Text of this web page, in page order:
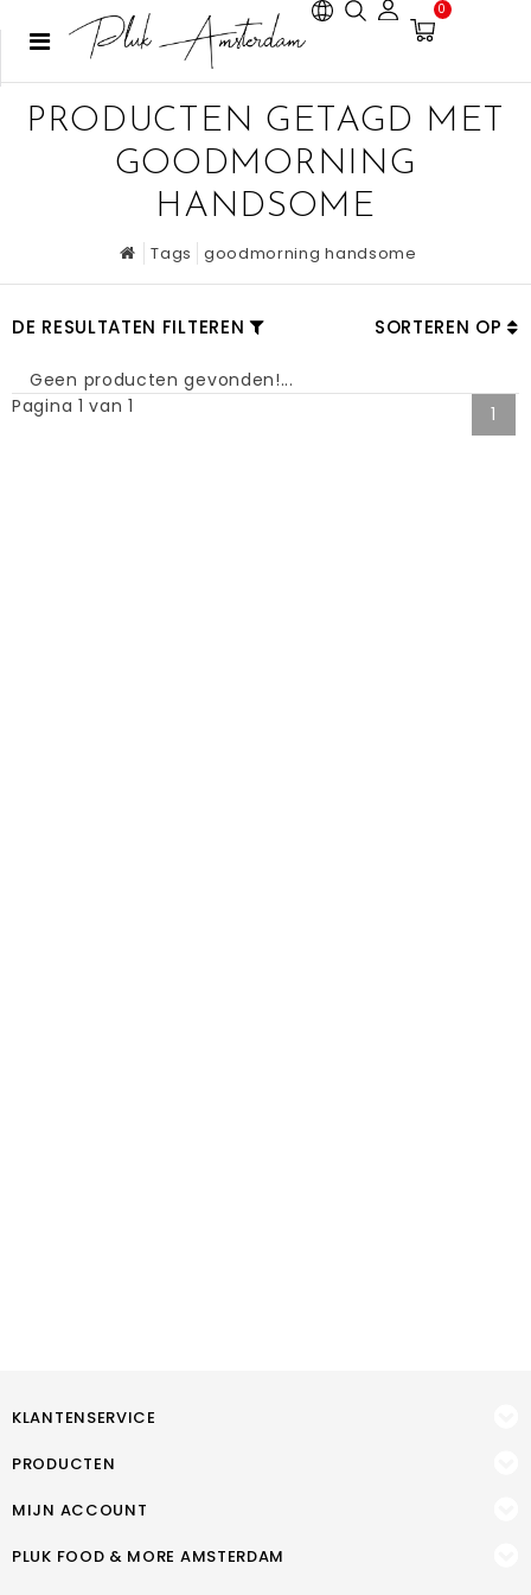
0
PRODUCTEN GETAGD MET
GOODMORNING
HANDSOME
Tags goodmorning handsome
DE RESULTATEN FILTEREN SORTEREN OP
Geen producten gevonden!...
Pagina 1 van 1
1
KLANTENSERVICE
PRODUCTEN
MIJN ACCOUNT
PLUK FOOD & MORE AMSTERDAM